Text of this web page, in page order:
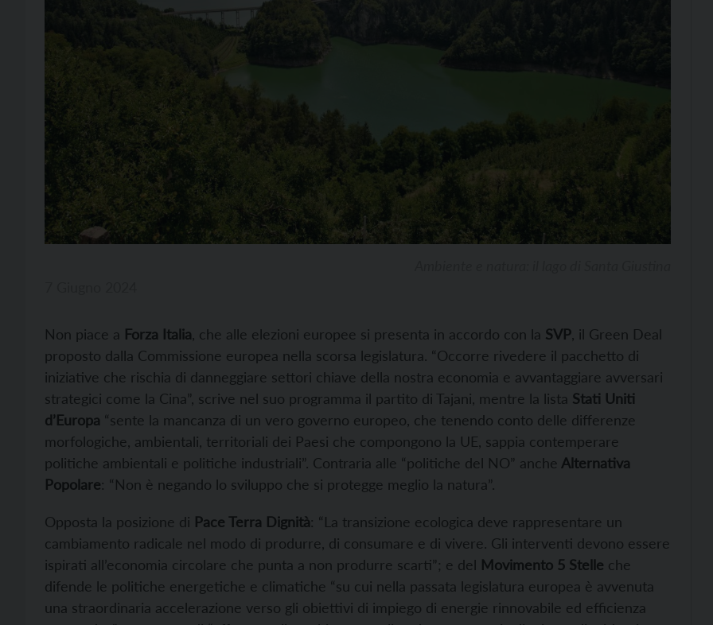
Non piace a Forza Italia , che alle elezioni europee si presenta in accordo con la SVP , il Green Deal
proposto dalla Commissione europea nella scorsa legislatura. “Occorre rivedere il pacchetto di
iniziative che rischia di danneggiare settori chiave della nostra economia e avvantaggiare avversari
strategici come la Cina”, scrive nel suo programma il partito di Tajani, mentre la lista Stati Uniti
d’Europa “sente la mancanza di un vero governo europeo, che tenendo conto delle differenze
morfologiche, ambientali, territoriali dei Paesi che compongono la UE, sappia contemperare
politiche ambientali e politiche industriali”. Contraria alle “politiche del NO” anche Alternativa
Popolare: “Non è negando lo sviluppo che si protegge meglio la natura”.
Opposta la posizione di Pace Terra Dignità: “La transizione ecologica deve rappresentare un
cambiamento radicale nel modo di produrre, di consumare e di vivere. Gli interventi devono essere
ispirati all’economia circolare che punta a non produrre scarti”; e del Movimento 5 Stelle che
difende le politiche energetiche e climatiche “su cui nella passata legislatura europea è avvenuta
una straordinaria accelerazione verso gli obiettivi di impiego di energie rinnovabile ed efficienza